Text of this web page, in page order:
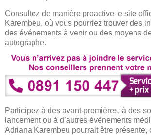
Consultez de manière proactive le site
Karembeu, où vous pourriez trouver des
des événements à venir ou des moyens
autographe.
Participez à des avant-premières, à des
lancement ou à d’autres événements
Adriana Karembeu pourrait être présente,